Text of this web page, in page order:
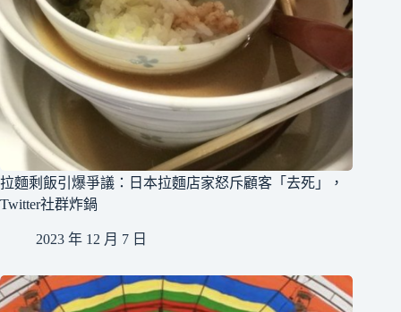
拉麵剩飯引爆爭議：日本拉麵店家怒斥顧客「去死」，
Twitter社群炸鍋
2023 年 12 月 7 日